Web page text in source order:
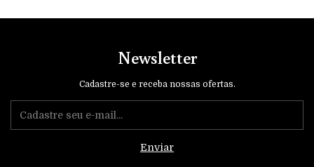
Newsletter
Cadastre-se e receba nossas ofertas.